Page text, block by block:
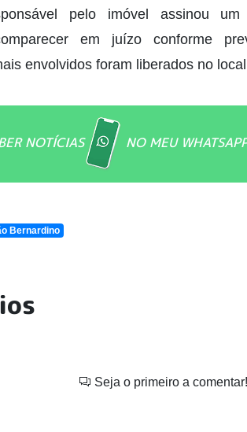
pelo imóvel assinou
em juízo conforme
envolvidos foram liberados no
NOTÍCIAS NO MEU
Bernardino
Seja o primeiro a comentar!